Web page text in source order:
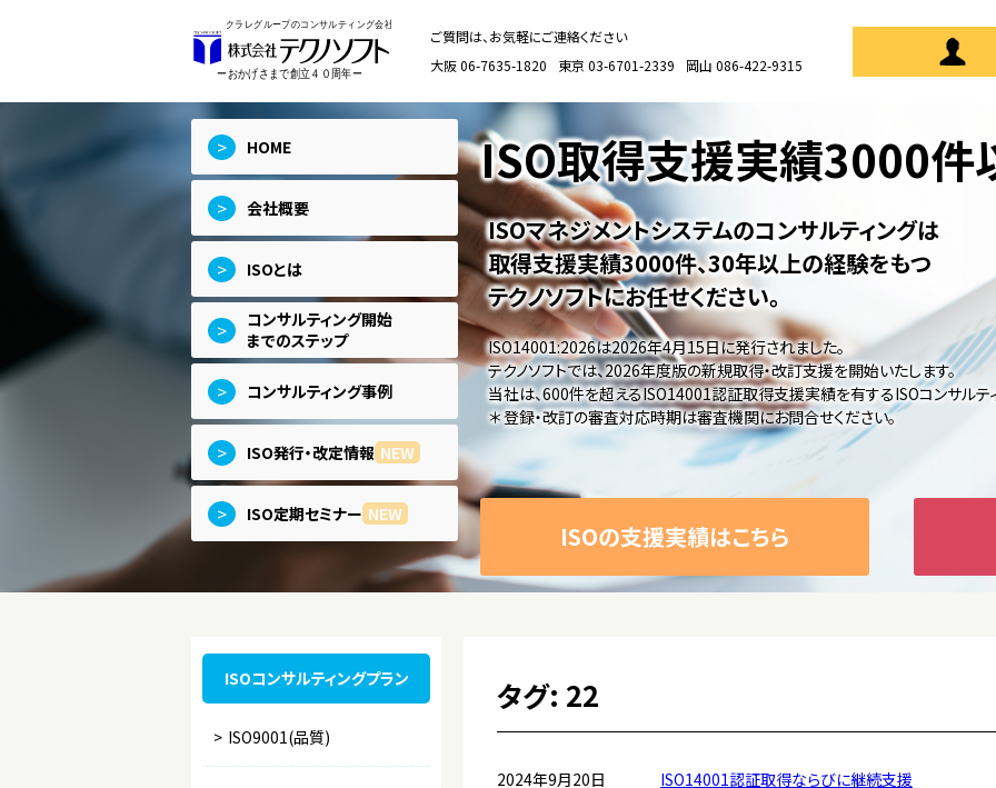
ご質問は、お気軽にご連絡ください
大阪 06-7635-1820
東京 03-6701-2339 岡山 086-422-9315
> HOME
> 会社概要
> ISOとは
>
コンサルティング開始
までのステップ
> コンサルティング事例
> ISO発行・改定情報 NEW
> ISO定期セミナー NEW
ISO取得支援実績3000件
ISOマネジメントシステムのコンサルティングは
取得支援実績3000件、30年以上の経験をもつ
テクノソフトにお任せください。
ISO14001:2026は2026年4月15日に発行されました。
テクノソフトでは、2026年度版の新規取得・改訂支援を開始いたします。
当社は、600件を超えるISO14001認証取得支援実績を有するISOコンサルテ
＊ 登録・改訂の審査対応時期は審査機関にお問合せください。
ISOの支援実績はこちら
ISOコンサルティングプラン
> ISO9001(品質)
タグ: 22
2024年9月20日 ISO14001認証取得ならびに継続支援